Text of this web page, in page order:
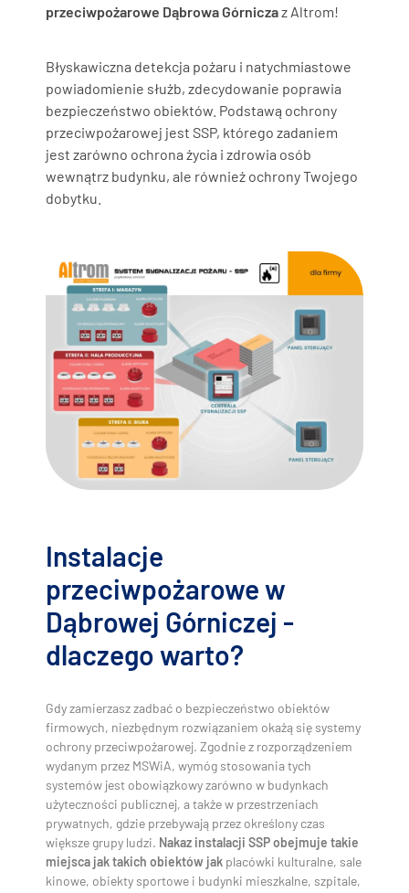
przeciwpożarowe Dąbrowa Górniczaz Altrom!
Błyskawiczna detekcja pożaru i natychmiastowe
powiadomienie służb, zdecydowanie poprawia
bezpieczeństwo obiektów. Podstawą ochrony
przeciwpożarowej jest SSP, którego zadaniem
jest zarówno ochrona życia i zdrowia osób
wewnątrz budynku, ale również ochrony Twojego
dobytku.
Instalacje
przeciwpożarowe w
Dąbrowej Górniczej -
dlaczego warto?
Gdy zamierzasz zadbać o bezpieczeństwo obiektów
firmowych, niezbędnym rozwiązaniem okażą się systemy
ochrony przeciwpożarowej. Zgodnie z rozporządzeniem
wydanym przez MSWiA, wymóg stosowania tych
systemów jest obowiązkowy zarówno w budynkach
użyteczności publicznej, a także w przestrzeniach
prywatnych, gdzie przebywają przez określony czas
większe grupy ludzi. Nakaz instalacji SSP obejmuje takie
miejsca jak takich obiektów jak placówki kulturalne, sale
kinowe, obiekty sportowe i budynki mieszkalne, szpitale,